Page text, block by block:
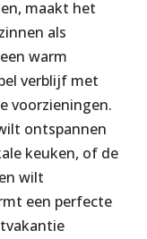
maakt het
als
warm
verblijf met
voorzieningen.
ontspannen
keuken, of de
wilt
een perfecte